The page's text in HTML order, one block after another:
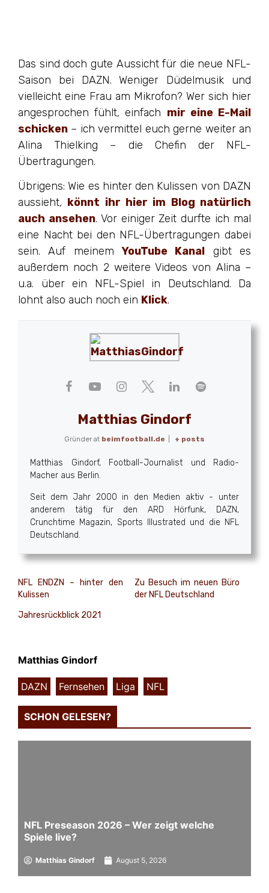
Das sind doch gute Aussicht für die neue NFL-
Saison bei DAZN. Weniger Düdelmusik und
vielleicht eine Frau am Mikrofon? Wer sich hier
angesprochen fühlt, einfach mir eine E-Mail
schicken – ich vermittel euch gerne weiter an
Alina Thielking – die Chefin der NFL-
Übertragungen.
Übrigens: Wie es hinter den Kulissen von DAZN
aussieht, könnt ihr hier im Blog natürlich
auch ansehen. Vor einiger Zeit durfte ich mal
eine Nacht bei den NFL-Übertragungen dabei
sein. Auf meinemYouTube Kanal gibt es
außerdem noch 2 weitere Videos von Alina –
u.a. über ein NFL-Spiel in Deutschland. Da
lohnt also auch noch ein Klick.
Matthias Gindorf
Gründer at beimfootball.de + posts
Matthias Gindorf, Football-Journalist und Radio-
Macher aus Berlin.
Seit dem Jahr 2000 in den Medien aktiv - unter
anderem tätig für den ARD Hörfunk, DAZN,
Crunchtime Magazin, Sports Illustrated und die NFL
Deutschland.
NFL ENDZN – hinter den
Kulissen
Zu Besuch im neuen Büro
der NFL Deutschland
Jahresrückblick 2021
Matthias Gindorf
DAZN Fernsehen Liga NFL
SCHON GELESEN?
NFL Preseason 2026 – Wer zeigt welche
Spiele live?
Matthias Gindorf August 5, 2026